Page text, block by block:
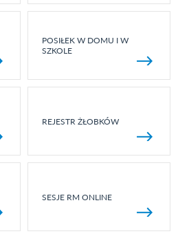
POSIŁEK W DOMU I W
SZKOLE
REJESTR ŻŁOBKÓW
SESJE RM ONLINE